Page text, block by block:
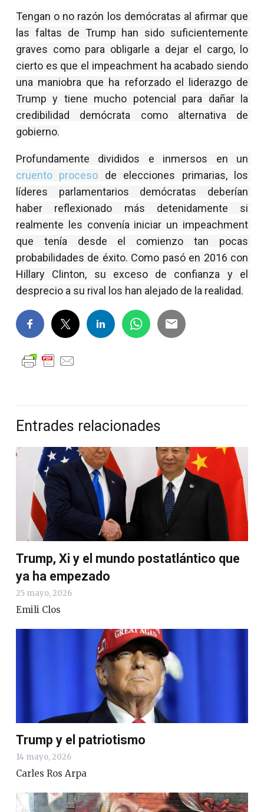
Tengan o no razón los demócratas al afirmar que
las faltas de Trump han sido suficientemente
graves como para obligarle a dejar el cargo, lo
cierto es que el impeachment ha acabado siendo
una maniobra que ha reforzado el liderazgo de
Trump y tiene mucho potencial para dañar la
credibilidad demócrata como alternativa de
gobierno.
cruento proceso de elecciones primarias, los
líderes parlamentarios demócratas deberían
haber reflexionado más detenidamente si
realmente les convenía iniciar un impeachment
que tenía desde el comienzo tan pocas
probabilidades de éxito. Como pasó en 2016 con
Hillary Clinton, su exceso de confianza y el
desprecio a su rival los han alejado de la realidad.
Entrades relacionades
Trump, Xi y el mundo postatlántico que
ya ha empezado
25 mayo, 2026
Emili Clos
Trump y el patriotismo
14 mayo, 2026
Carles Ros Arpa